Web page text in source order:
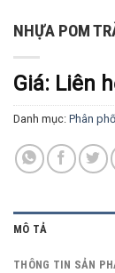
NHỰA POM
Giá: Liên
Danh mục: Phân
MÔ TẢ
THÔNG TIN SẢN